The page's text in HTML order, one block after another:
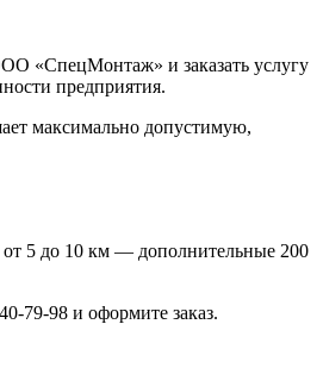
«СпецМонтаж» и заказать услугу
предприятия.
максимально допустимую,
от 5 до 10 км — дополнительные 200
79-98 и оформите заказ.